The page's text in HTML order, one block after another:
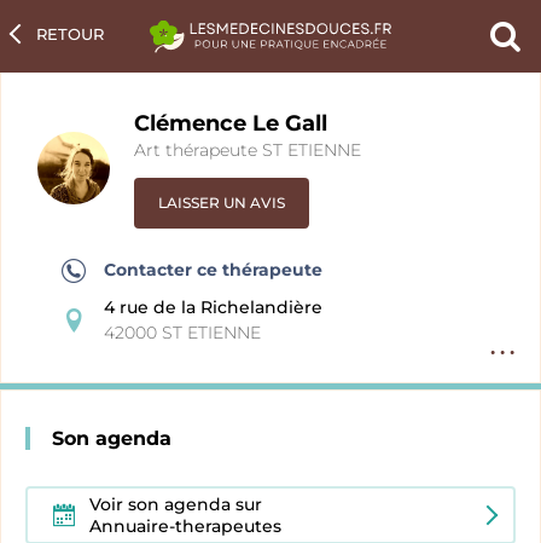
un
RETOUR
fiche
Clémence Le Gall
Art thérapeute ST ETIENNE
LAISSER UN AVIS
Contacter ce thérapeute
4 rue de la Richelandière
42000 ST ETIENNE
Son agenda
Voir son agenda sur
Annuaire-therapeutes